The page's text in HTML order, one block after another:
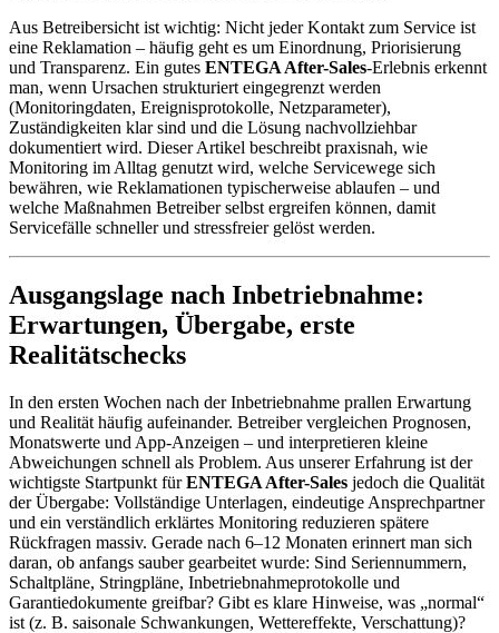
Aus Betreibersicht ist wichtig: Nicht jeder Kontakt zum Service ist
eine Reklamation – häufig geht es um Einordnung, Priorisierung
und Transparenz. Ein gutes ENTEGA After-Sales-Erlebnis erkennt
man, wenn Ursachen strukturiert eingegrenzt werden
(Monitoringdaten, Ereignisprotokolle, Netzparameter),
Zuständigkeiten klar sind und die Lösung nachvollziehbar
dokumentiert wird. Dieser Artikel beschreibt praxisnah, wie
Monitoring im Alltag genutzt wird, welche Servicewege sich
bewähren, wie Reklamationen typischerweise ablaufen – und
welche Maßnahmen Betreiber selbst ergreifen können, damit
Servicefälle schneller und stressfreier gelöst werden.
Ausgangslage nach Inbetriebnahme:
Erwartungen, Übergabe, erste
Realitätschecks
In den ersten Wochen nach der Inbetriebnahme prallen Erwartung
und Realität häufig aufeinander. Betreiber vergleichen Prognosen,
Monatswerte und App-Anzeigen – und interpretieren kleine
Abweichungen schnell als Problem. Aus unserer Erfahrung ist der
wichtigste Startpunkt fürENTEGA After-Sales jedoch die Qualität
der Übergabe: Vollständige Unterlagen, eindeutige Ansprechpartner
und ein verständlich erklärtes Monitoring reduzieren spätere
Rückfragen massiv. Gerade nach 6–12 Monaten erinnert man sich
daran, ob anfangs sauber gearbeitet wurde: Sind Seriennummern,
Schaltpläne, Stringpläne, Inbetriebnahmeprotokolle und
Garantiedokumente greifbar? Gibt es klare Hinweise, was „normal“
ist (z. B. saisonale Schwankungen, Wettereffekte, Verschattung)?